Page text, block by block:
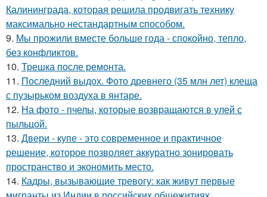
Калининграда, которая решила продвигать технику
максимально нестандартным cпособом.
9. Мы прожили вместе больше года - спокойно, тепло,
без конфликтов.
10. Трешка после ремонта.
11. Последний выдох. Фото древнего (35 млн лет) клеща
с пузырьком воздуха в янтаре.
12. На фото - пчелы, которые возвращаются в улей с
пыльцой.
13. Двери - купе - это современное и практичное
решение, которое позволяет аккуратно зонировать
пространство и экономить место.
14. Кадры, вызывающие тревогу: как живут первые